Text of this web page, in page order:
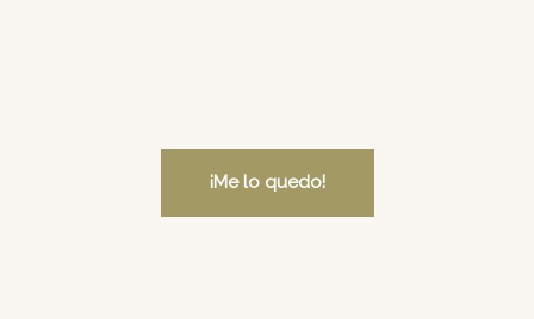
¡Me lo quedo!